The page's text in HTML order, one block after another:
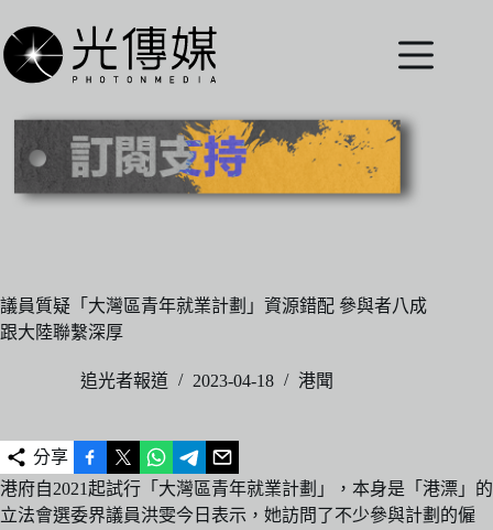
至
主
內
議員質疑「大灣區青年就業計劃」資源錯配 參與者八成
跟大陸聯繫深厚
追光者報道 2023-04-18 港聞
分享
港府自2021起試行「大灣區青年就業計劃」，本身是「港漂」的
立法會選委界議員洪雯今日表示，她訪問了不少參與計劃的僱